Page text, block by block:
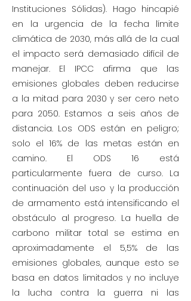
Instituciones Sólidas). Hago hincapié
en la urgencia de la fecha límite
climática de 2030, más allá de la cual
el impacto será demasiado difícil de
manejar. El IPCC afirma que las
emisiones globales deben reducirse
a la mitad para 2030 y ser cero neto
para 2050. Estamos a seis años de
distancia. Los ODS están en peligro;
solo el 16% de las metas están en
camino. El ODS 16 está
particularmente fuera de curso. La
continuación del uso y la producción
de armamento está intensificando el
obstáculo al progreso. La huella de
carbono militar total se estima en
aproximadamente el 5,5% de las
emisiones globales, aunque esto se
basa en datos limitados y no incluye
la lucha contra la guerra ni las